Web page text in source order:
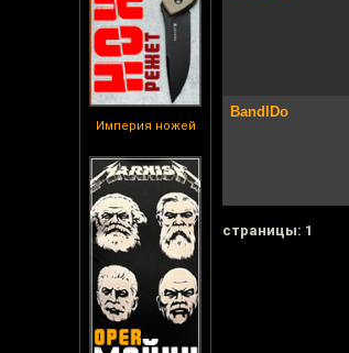
Империя ножей
BandIDo
cтраницы: 1